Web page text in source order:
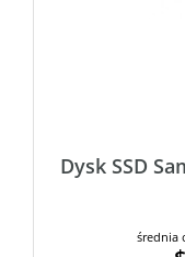
Dysk SSD
średnia